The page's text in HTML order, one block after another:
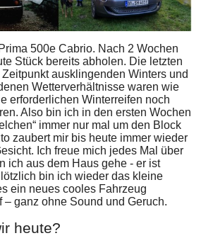
500e Cabrio. Nach 2 Wochen
Stück bereits abholen. Die letzten
ausklingenden Winters und
Wetterverhältnisse waren wie
erforderlichen Winterreifen noch
Also bin ich in den ersten Wochen
immer nur mal um den Block
zaubert mir bis heute immer wieder
Ich freue mich jedes Mal über
ich aus dem Haus gehe - er ist
bin ich wieder das kleine
ein neues cooles Fahrzeug
– ganz ohne Sound und Geruch.
heute?